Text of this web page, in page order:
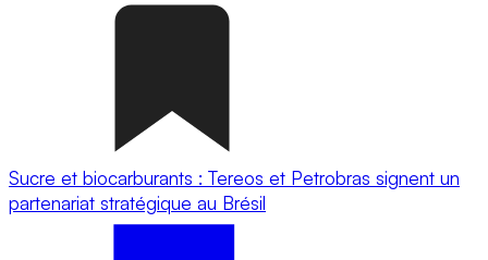
Sucre et biocarburants : Tereos et Petrobras signent un
partenariat stratégique au Brésil